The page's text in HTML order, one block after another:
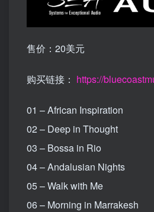
售价：20美元
购买链接： https://
01 – African Inspiration
02 – Deep in Thought
03 – Bossa in Rio
04 – Andalusian Nights
05 – Walk with Me
06 – Morning in Marrakesh